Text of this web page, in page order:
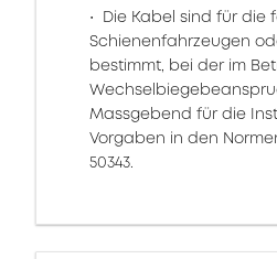
Die Kabel sind für die
Schienenfahrzeugen
bestimmt, bei der im
Massgebend für die
Vorgaben in den
50343.